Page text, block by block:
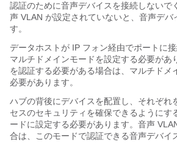
認証のために音声デバイスを接続しないで
声 VLAN が設定されていないと、音声デバ
す。
データホストが IP フォン経由でポートに接
マルチドメインモードを設定する必要があ
を認証する必要がある場合は、マルチドメ
必要があります。
ハブの背後にデバイスを配置し、それぞれ
セスのセキュリティを確保できるようにす
ードに設定する必要があります。音声
合は、このモードで認証できる音声デバイ